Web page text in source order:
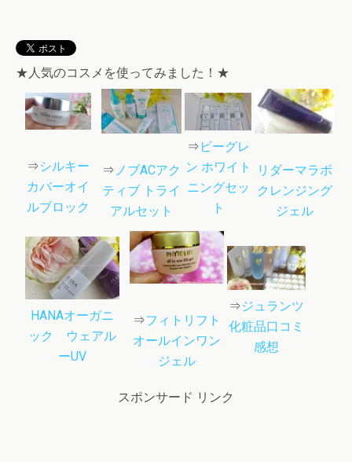
★人気のコスメを使ってみました！★
⇒シルキー
カバーオイ
ルブロック
⇒ ノブACアク
ティブ トライ
アルセット
⇒ ビーグレ
ン ホワイト
ニングセッ
ト
リダーマラボ
クレンジング
ジェル
HANAオーガニ
ック ウェアル
ーUV
⇒フィトリフト
オールインワン
ジェル
⇒ジュランツ
化粧品口コミ
感想
スポンサード リンク